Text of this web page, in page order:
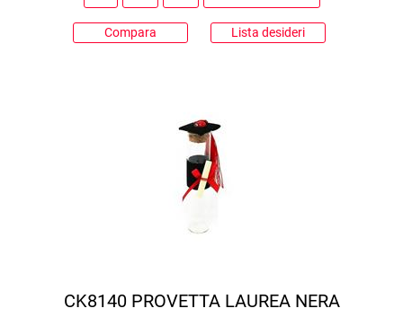
Compara Lista desideri
CK8140 PROVETTA LAUREA NERA